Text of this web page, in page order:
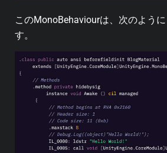
このMonoBehaviourは、次のよう
す。